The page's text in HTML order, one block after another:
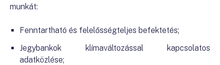
munkát:
Fenntartható és felelősségteljes befektetés;
Jegybankok klímaváltozással kapcsolatos
adatközlése;